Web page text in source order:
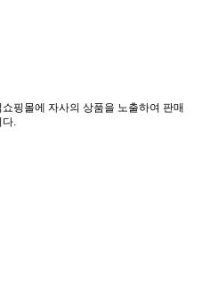
핑몰에 자사의 상품을 노출하여 판매
다.